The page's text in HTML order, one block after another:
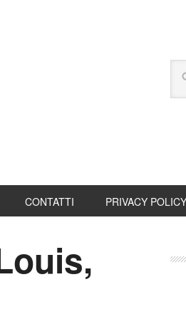
CONTATTI PRIVACY POLICY